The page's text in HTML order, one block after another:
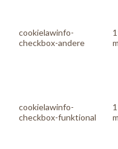
cookielawinfo-
checkbox-andere
cookielawinfo-
checkbox-funktional